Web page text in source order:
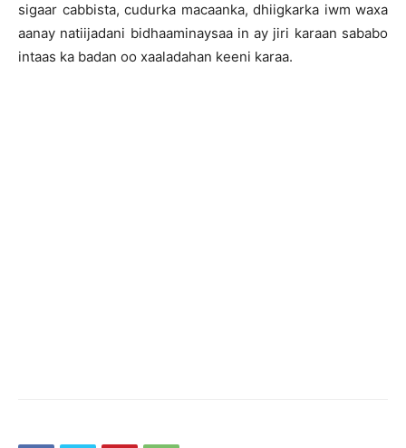
sigaar cabbista, cudurka macaanka, dhiigkarka iwm waxa
aanay natiijadani bidhaaminaysaa in ay jiri karaan sababo
intaas ka badan oo xaaladahan keeni karaa.